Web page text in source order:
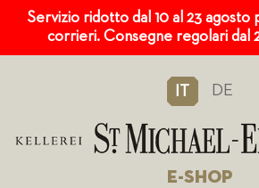
Servizio ridotto dal 10 al 23 agosto
corrieri. Consegne regolari dal
IT DE
E-SHOP